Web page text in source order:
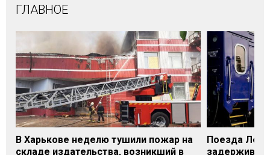
ГЛАВНОЕ
В Харькове неделю тушили пожар на
складе издательства, возникший в
Поезда